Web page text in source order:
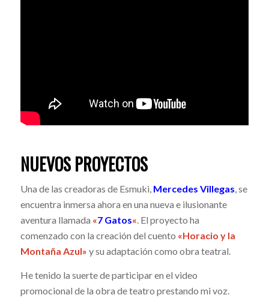
NUEVOS PROYECTOS
Una de las creadoras de Esmuki, Mercedes Villegas, se
encuentra inmersa ahora en una nueva e ilusionante
aventura llamada «7 Gatos«. El proyecto ha
comenzado con la creación del cuento «Horacio y la
Montaña Azul» y su adaptación como obra teatral.
He tenido la suerte de participar en el video
promocional de la obra de teatro prestando mi voz.